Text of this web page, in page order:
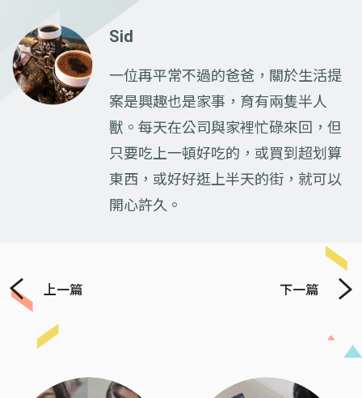
Sid
一位再平常不過的爸爸，關於生活提
案是興趣也是家事，育有兩隻半人
獸。每天在公司與家裡忙碌來回，但
只要吃上一頓好吃的，或買到超划算
東西，或好好逛上半天的街，就可以
開心許久。
上一篇 下一篇
Previous Next